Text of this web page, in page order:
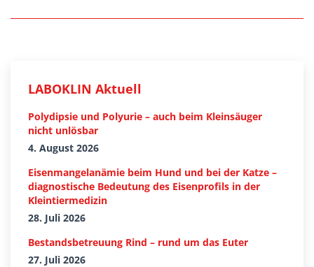
LABOKLIN Aktuell
Polydipsie und Polyurie – auch beim Kleinsäuger
nicht unlösbar
4. August 2026
Eisenmangelanämie beim Hund und bei der Katze –
diagnostische Bedeutung des Eisenprofils in der
Kleintiermedizin
28. Juli 2026
Bestandsbetreuung Rind – rund um das Euter
27. Juli 2026